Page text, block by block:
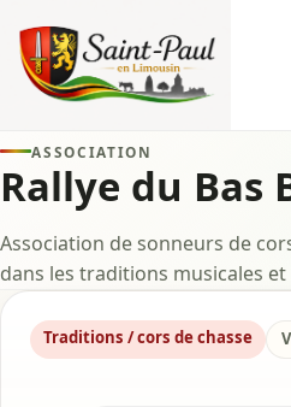
ASSOCIATION
Rallye du Bas
Association de sonneurs de
dans les traditions musicales
Traditions / cors de chasse